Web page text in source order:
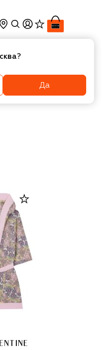
Аксесcуары
?
Да